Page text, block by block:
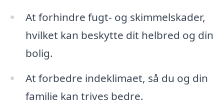
At forhindre fugt- og skimmelskader,
hvilket kan beskytte dit helbred og din
bolig.
At forbedre indeklimaet, så du og din
familie kan trives bedre.